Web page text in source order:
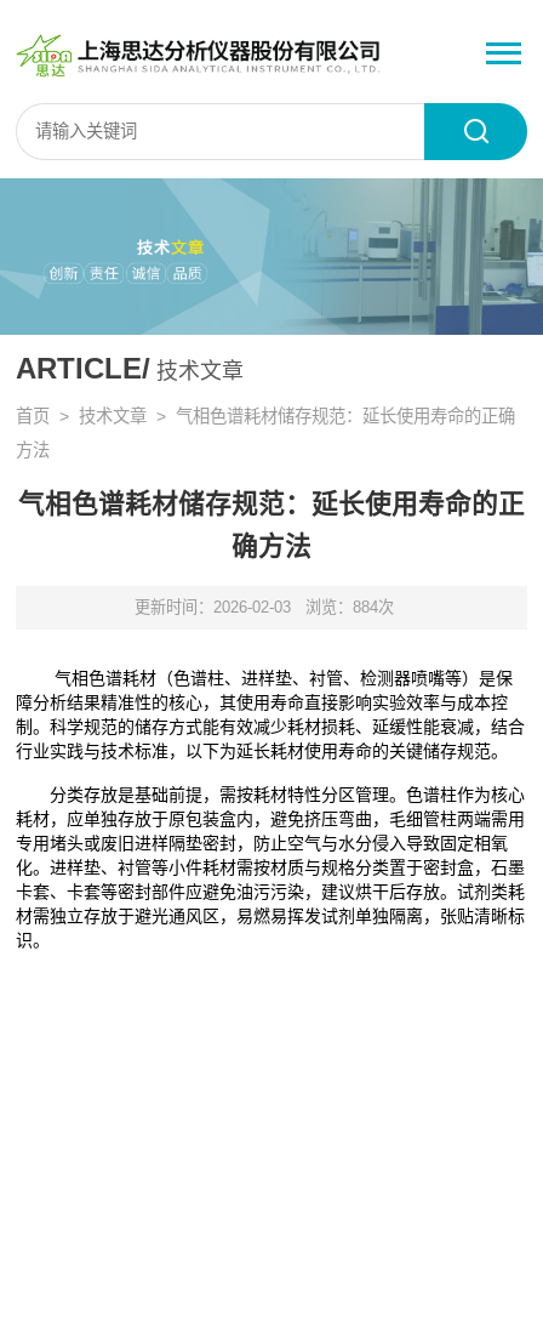
ARTICLE/ 技术文章
首页 >技术文章 > 气相色谱耗材储存规范：延长使用寿命的正确
方法
气相色谱耗材储存规范：延长使用寿命的正
确方法
更新时间：2026-02-03 浏览：884次
气相色谱耗材（色谱柱、进样垫、衬管、检测器喷嘴等）是保
障分析结果精准性的核心，其使用寿命直接影响实验效率与成本控
制。科学规范的储存方式能有效减少耗材损耗、延缓性能衰减，结合
行业实践与技术标准，以下为延长耗材使用寿命的关键储存规范。
分类存放是基础前提，需按耗材特性分区管理。色谱柱作为核心
耗材，应单独存放于原包装盒内，避免挤压弯曲，毛细管柱两端需用
专用堵头或废旧进样隔垫密封，防止空气与水分侵入导致固定相氧
化。进样垫、衬管等小件耗材需按材质与规格分类置于密封盒，石墨
卡套、卡套等密封部件应避免油污污染，建议烘干后存放。试剂类耗
材需独立存放于避光通风区，易燃易挥发试剂单独隔离，张贴清晰标
识。